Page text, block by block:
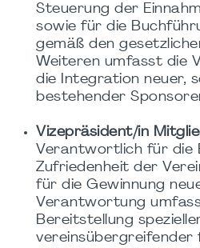
Steuerung der
sowie für die
gemäß den
Weiteren umfasst die
die Integration neuer,
bestehender
Vizepräsident/in
Verantwortlich für die
Zufriedenheit der
für die Gewinnung
Verantwortung
Bereitstellung
vereinsübergreifender